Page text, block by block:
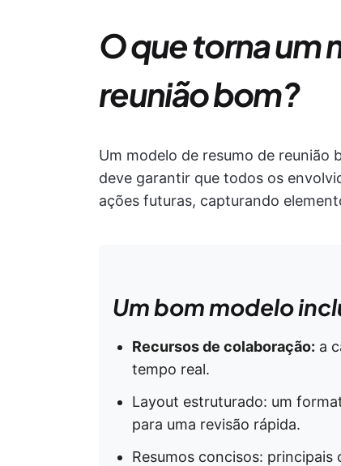
O que torna um
reunião bom?
Um modelo de resumo de reunião
deve garantir que todos os
ações futuras, capturando
Um bom modelo
Recursos de colaboração: a
tempo real.
Layout estruturado: um
para uma revisão rápida.
Resumos concisos: principais